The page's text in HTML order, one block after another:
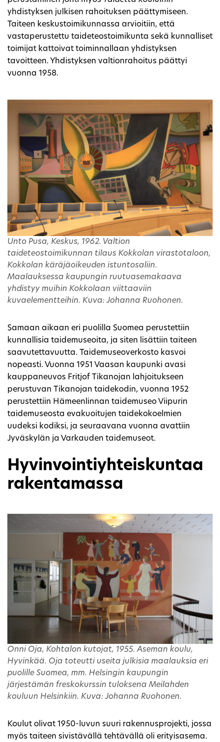
yhdistyksen julkisen rahoituksen päättymiseen.
Taiteen keskustoimikunnassa arvioitiin, että
vastaperustettu taideteostoimikunta sekä kunnalliset
toimijat kattoivat toiminnallaan yhdistyksen
tavoitteen. Yhdistyksen valtionrahoitus päättyi
vuonna 1958.
Unto Pusa, Keskus, 1962. Valtion
taideteostoimikunnan tilaus Kokkolan virastotaloon,
Kokkolan käräjäoikeuden istuntosaliin.
Maalauksessa kaupungin ruutuasemakaava
yhdistyy muihin Kokkolaan viittaaviin
kuvaelementteihin. Kuva: Johanna Ruohonen.
Samaan aikaan eri puolilla Suomea perustettiin
kunnallisia taidemuseoita, ja siten lisättiin taiteen
saavutettavuutta. Taidemuseoverkosto kasvoi
nopeasti. Vuonna 1951 Vaasan kaupunki avasi
kauppaneuvos Fritjof Tikanojan lahjoitukseen
perustuvan Tikanojan taidekodin, vuonna 1952
perustettiin Hämeenlinnan taidemuseo Viipurin
taidemuseosta evakuoitujen taidekokoelmien
uudeksi kodiksi, ja seuraavana vuonna avattiin
Jyväskylän ja Varkauden taidemuseot.
Hyvinvointiyhteiskuntaa
rakentamassa
Onni Oja, Kohtalon kutojat, 1955. Aseman koulu,
Hyvinkää. Oja toteutti useita julkisia maalauksia eri
puolille Suomea, mm. Helsingin kaupungin
järjestämän freskokurssin tuloksena Meilahden
kouluun Helsinkiin. Kuva: Johanna Ruohonen.
Koulut olivat 1950-luvun suuri rakennusprojekti, jossa
myös taiteen sivistävällä tehtävällä oli erityisasema.